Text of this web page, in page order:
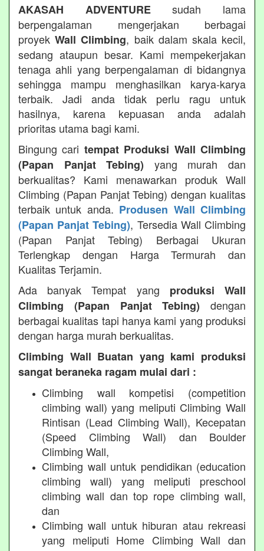
AKASAH ADVENTUREsudah lama
berpengalaman mengerjakan berbagai
proyekWall Climbing, baik dalam skala kecil,
sedang ataupun besar. Kami mempekerjakan
tenaga ahli yang berpengalaman di bidangnya
sehingga mampu menghasilkan karya-karya
terbaik. Jadi anda tidak perlu ragu untuk
hasilnya, karena kepuasan anda adalah
prioritas utama bagi kami.
Bingung cari tempat Produksi Wall Climbing
(Papan Panjat Tebing) yang murah dan
berkualitas? Kami menawarkan produk Wall
Climbing (Papan Panjat Tebing) dengan kualitas
terbaik untuk anda. Produsen Wall Climbing
(Papan Panjat Tebing), Tersedia Wall Climbing
(Papan Panjat Tebing) Berbagai Ukuran
Terlengkap dengan Harga Termurah dan
Kualitas Terjamin.
Ada banyak Tempat yang produksi Wall
Climbing (Papan Panjat Tebing) dengan
berbagai kualitas tapi hanya kami yang produksi
dengan harga murah berkualitas.
Climbing Wall Buatan yang kami produksi
sangat beraneka ragam mulai dari :
Climbing wall kompetisi (competition
climbing wall) yang meliputi Climbing Wall
Rintisan (Lead Climbing Wall), Kecepatan
(Speed Climbing Wall) dan Boulder
Climbing Wall,
Climbing wall untuk pendidikan (education
climbing wall) yang meliputi preschool
climbing wall dan top rope climbing wall,
dan
Climbing wall untuk hiburan atau rekreasi
yang meliputi Home Climbing Wall dan